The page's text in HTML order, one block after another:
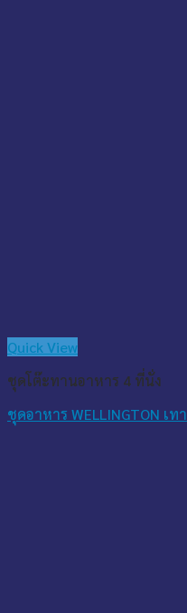
Quick View
ชุดโต๊ะทานอาหาร 4 ที่นั่ง
ชุดอาหาร WELLINGTON เทา